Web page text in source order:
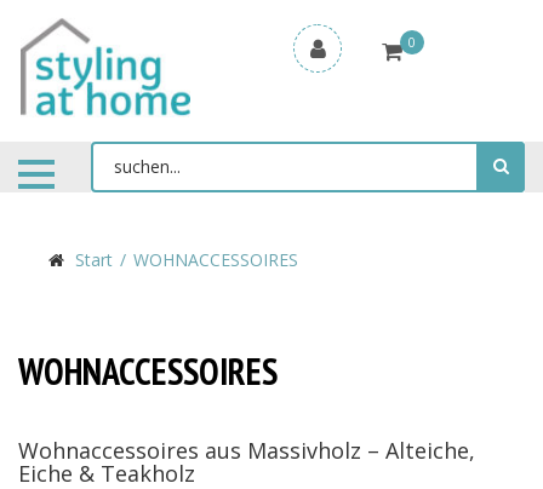
0
Start WOHNACCESSOIRES
WOHNACCESSOIRES
Wohnaccessoires aus Massivholz – Alteiche,
Eiche & Teakholz